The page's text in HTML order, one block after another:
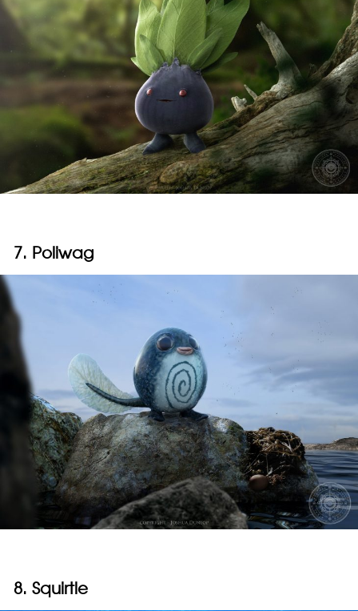
7. Poliwag
8. Squirtle